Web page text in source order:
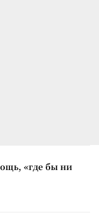
«где бы ни